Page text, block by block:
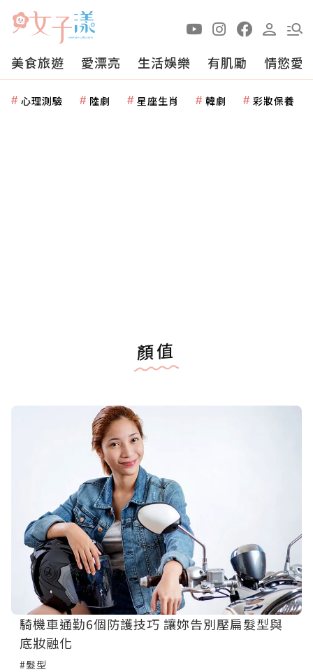
美食旅遊 愛漂亮 生活娛樂 有肌勵 情慾愛
心理測驗 陸劇 星座生肖 韓劇 彩妝保養
顏值
騎機車通勤6個防護技巧 讓妳告別壓扁髮型與
底妝融化
#髮型